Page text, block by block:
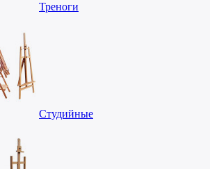
Треноги
Студийные